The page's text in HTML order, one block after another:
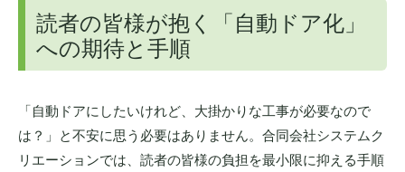
読者の皆様が抱く「自動ドア化」
への期待と手順
「自動ドアにしたいけれど、大掛かりな工事が必要なので
は？」と不安に思う必要はありません。合同会社システムク
リエーションでは、読者の皆様の負担を最小限に抑える手順